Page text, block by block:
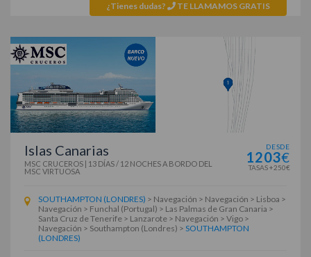
¿Tienes dudas? TE LLAMAMOS GRATIS
Islas Canarias
MSC CRUCEROS | 13 DÍAS / 12 NOCHESA BORDO DEL
MSC VIRTUOSA
DESDE
1203€
TASAS +250€
SOUTHAMPTON (LONDRES) > Navegación > Navegación > Lisboa >
Navegación > Funchal (Portugal) > Las Palmas de Gran Canaria >
Santa Cruz de Tenerife > Lanzarote > Navegación > Vigo >
Navegación > Southampton (Londres) > SOUTHAMPTON
(LONDRES)